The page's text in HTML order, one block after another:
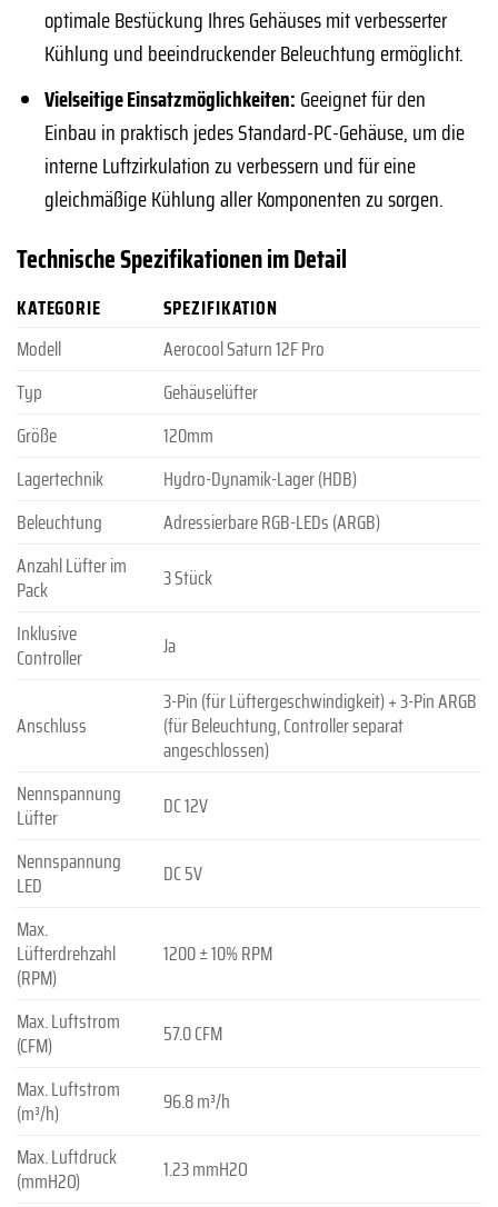
optimale Bestückung Ihres Gehäuses mit verbesserter
Kühlung und beeindruckender Beleuchtung ermöglicht.
Vielseitige Einsatzmöglichkeiten: Geeignet für den
Einbau in praktisch jedes Standard-PC-Gehäuse, um die
interne Luftzirkulation zu verbessern und für eine
gleichmäßige Kühlung aller Komponenten zu sorgen.
Technische Spezifikationen im Detail
KATEGORIE
SPEZIFIKATION
Modell
Aerocool Saturn 12F Pro
Typ
Gehäuselüfter
Größe
120mm
Lagertechnik
Hydro-Dynamik-Lager (HDB)
Beleuchtung
Adressierbare RGB-LEDs (ARGB)
Anzahl Lüfter im
Pack
3 Stück
Inklusive
Controller Ja
Anschluss
3-Pin (für Lüftergeschwindigkeit) + 3-Pin ARGB
(für Beleuchtung, Controller separat
angeschlossen)
Nennspannung
Lüfter
DC 12V
Nennspannung
LED
DC 5V
Max.
Lüfterdrehzahl
(RPM)
1200 ± 10% RPM
Max. Luftstrom
(CFM)
57.0 CFM
Max. Luftstrom
(m³/h)
96.8 m³/h
Max. Luftdruck
(mmH2O)
1.23 mmH2O